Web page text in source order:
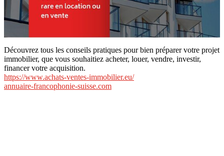
Découvrez tous les conseils pratiques pour bien préparer votre projet
immobilier, que vous souhaitiez acheter, louer, vendre, investir,
financer votre acquisition.
https://www.achats-ventes-immobilier.eu/
annuaire-francophonie-suisse.com